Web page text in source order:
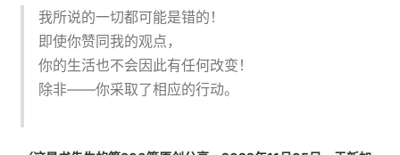
我所说的一切都可能是错的！
即使你赞同我的观点，
你的生活也不会因此有任何改变！
除非——你采取了相应的行动。